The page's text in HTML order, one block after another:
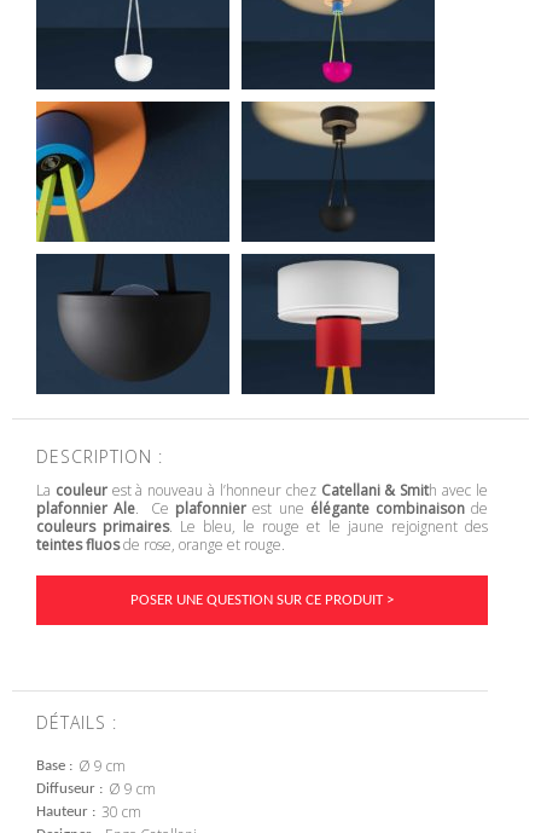
DESCRIPTION :
La couleurest à nouveau à l’honneur chez Catellani & Smith avec le
plafonnier Ale. Ce plafonnier est une élégante combinaisonde
couleurs primaires. Le bleu, le rouge et le jaune rejoignent des
teintes fluosde rose, orange et rouge.
POSER UNE QUESTION SUR CE PRODUIT >
DÉTAILS :
Base Ø 9 cm
Diffuseur Ø 9 cm
Hauteur 30 cm